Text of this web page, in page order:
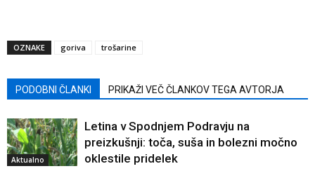
OZNAKE goriva trošarine
PODOBNI ČLANKI PRIKAŽI VEČ ČLANKOV TEGA AVTORJA
Aktualno
Letina v Spodnjem Podravju na
preizkušnji: toča, suša in bolezni močno
oklestile pridelek